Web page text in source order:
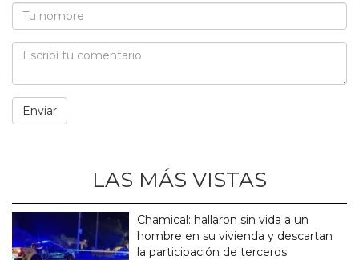
LAS MÁS VISTAS
Chamical: hallaron sin vida a un
hombre en su vivienda y descartan
la participación de terceros